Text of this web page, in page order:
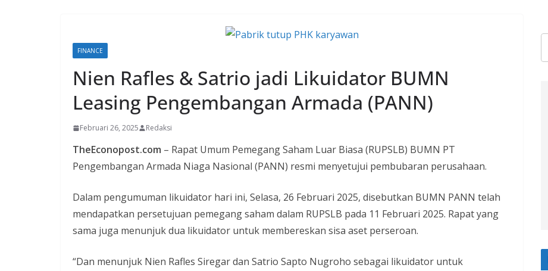
FINANCE
Nien Rafles & Satrio jadi Likuidator BUMN
Leasing Pengembangan Armada (PANN)
Februari 26, 2025 Redaksi
TheEconopost.com – Rapat Umum Pemegang Saham Luar Biasa (RUPSLB) BUMN PT
Pengembangan Armada Niaga Nasional (PANN) resmi menyetujui pembubaran perusahaan.
Dalam pengumuman likuidator hari ini, Selasa, 26 Februari 2025, disebutkan BUMN PANN telah
mendapatkan persetujuan pemegang saham dalam RUPSLB pada 11 Februari 2025. Rapat yang
sama juga menunjuk dua likuidator untuk membereskan sisa aset perseroan.
“Dan menunjuk Nien Rafles Siregar dan Satrio Sapto Nugroho sebagai likuidator untuk